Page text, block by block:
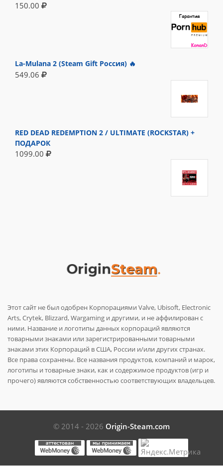
150.00
La-Mulana 2 (Steam Gift Россия) 🔥
549.06
RED DEAD REDEMPTION 2 / ULTIMATE (ROCKSTAR) +
ПОДАРОК
1099.00
Этот сайт не был одобрен Корпорациями Valve, Ubisoft, Electronic
Arts, Crytek, Blizzard, Wargaming и другими, и не аффилирован с
ними. Название и логотипы данных корпораций являются
товарными знаками или зарегистрированными товарными
знаками этих Корпораций в США, России и/или других странах.
Все права сохранены. Все названия продуктов, компаний и марок,
логотипы и товарные знаки, как и содержимое продуктов (игр и
прочего) являются собственностью соответствующих владельцев.
© 2014 - 2026 Origin-Steam.com